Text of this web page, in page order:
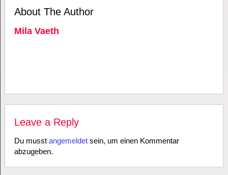
About The Author
Mila Vaeth
Leave a Reply
Du musst angemeldetsein, um einen Kommentar
abzugeben.